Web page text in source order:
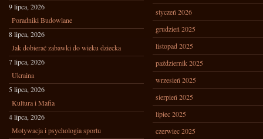
9 lipca, 2026
Poradniki Budowlane
8 lipca, 2026
Jak dobierać zabawki do wieku dziecka
7 lipca, 2026
Ukraina
5 lipca, 2026
Kultura i Mafia
4 lipca, 2026
Motywacja i psychologia sportu
styczeń 2026
grudzień 2025
listopad 2025
październik 2025
wrzesień 2025
sierpień 2025
lipiec 2025
czerwiec 2025